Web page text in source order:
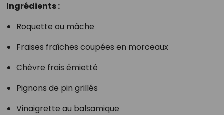
Ingrédients :
Roquette ou mâche
Fraises fraîches coupées en morceaux
Chèvre frais émietté
Pignons de pin grillés
Vinaigrette au balsamique